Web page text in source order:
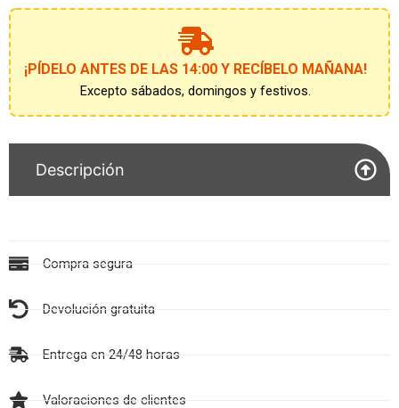
a
la
lista
de
espera
¡PÍDELO ANTES DE LAS 14:00 Y RECÍBELO MAÑANA!
Excepto sábados, domingos y festivos.
Descripción
Compra segura
Devolución gratuita
Entrega en 24/48 horas
Valoraciones de clientes